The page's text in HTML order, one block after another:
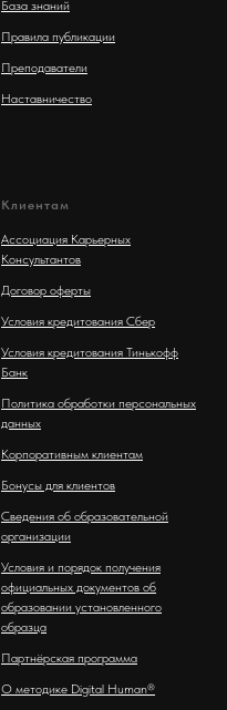
База знаний
Правила публикации
Преподаватели
Наставничество
Клиентам
Ассоциация Карьерных
Консультантов
Договор оферты
Условия кредитования Сбер
Условия кредитования Тинькофф
Банк
Политика обработки персональных
данных
Корпоративным клиентам
Бонусы для клиентов
Сведения об образовательной
организации
Условия и порядок получения
официальных документов об
образовании установленного
образца
Партнёрская программа
О методике Digital Human®